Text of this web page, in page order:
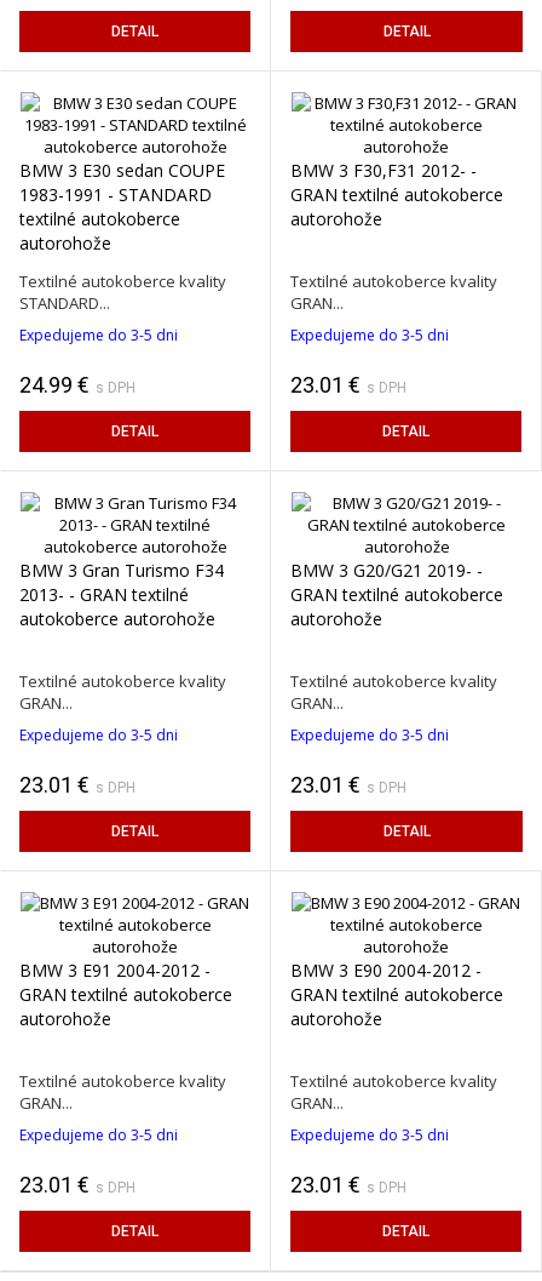
DETAIL DETAIL
BMW 3 E30 sedan COUPE
1983-1991 - STANDARD
textilné autokoberce
autorohože
Textilné autokoberce kvality
STANDARD...
Expedujeme do 3-5 dni
24.99 € s DPH
DETAIL
BMW 3 F30,F31 2012- -
GRAN textilné autokoberce
autorohože
Textilné autokoberce kvality
GRAN...
Expedujeme do 3-5 dni
23.01 € s DPH
DETAIL
BMW 3 Gran Turismo F34
2013- - GRAN textilné
autokoberce autorohože
Textilné autokoberce kvality
GRAN...
Expedujeme do 3-5 dni
23.01 € s DPH
DETAIL
BMW 3 G20/G21 2019- -
GRAN textilné autokoberce
autorohože
Textilné autokoberce kvality
GRAN...
Expedujeme do 3-5 dni
23.01 € s DPH
DETAIL
BMW 3 E91 2004-2012 -
GRAN textilné autokoberce
autorohože
Textilné autokoberce kvality
GRAN...
Expedujeme do 3-5 dni
23.01 € s DPH
DETAIL
BMW 3 E90 2004-2012 -
GRAN textilné autokoberce
autorohože
Textilné autokoberce kvality
GRAN...
Expedujeme do 3-5 dni
23.01 € s DPH
DETAIL